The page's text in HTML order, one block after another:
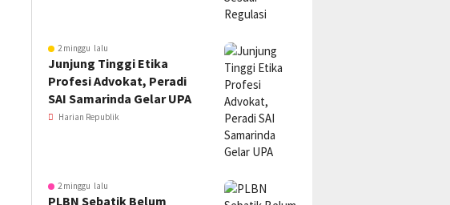
2 minggu lalu
Junjung Tinggi Etika
Profesi Advokat, Peradi
SAI Samarinda Gelar UPA
Harian Republik
2 minggu lalu
PLBN Sebatik Belum